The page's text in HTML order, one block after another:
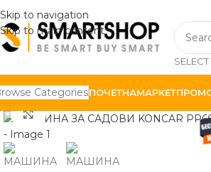
Skip to navigation
Skip to main content
CategoriesПОЧЕТНАМАРКЕТ
Click to enlarge